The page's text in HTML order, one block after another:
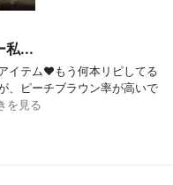
私...
イテム❤もう何本リピしてる
、ピーチブラウン率が高いで
を見る